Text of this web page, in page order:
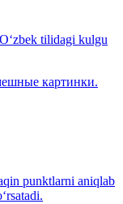
tilidagi kulgu
картинки.
punktlarni aniqlab